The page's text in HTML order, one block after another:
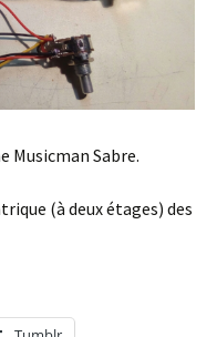
Musicman Sabre.
(à deux étages) des